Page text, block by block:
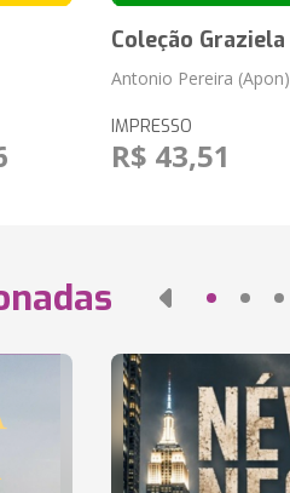
Coleção Graziela
Antonio Pereira (Apon)
IMPRESSO
R$ 43,51